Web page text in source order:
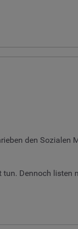
den Sozialen
tun. Dennoch listen